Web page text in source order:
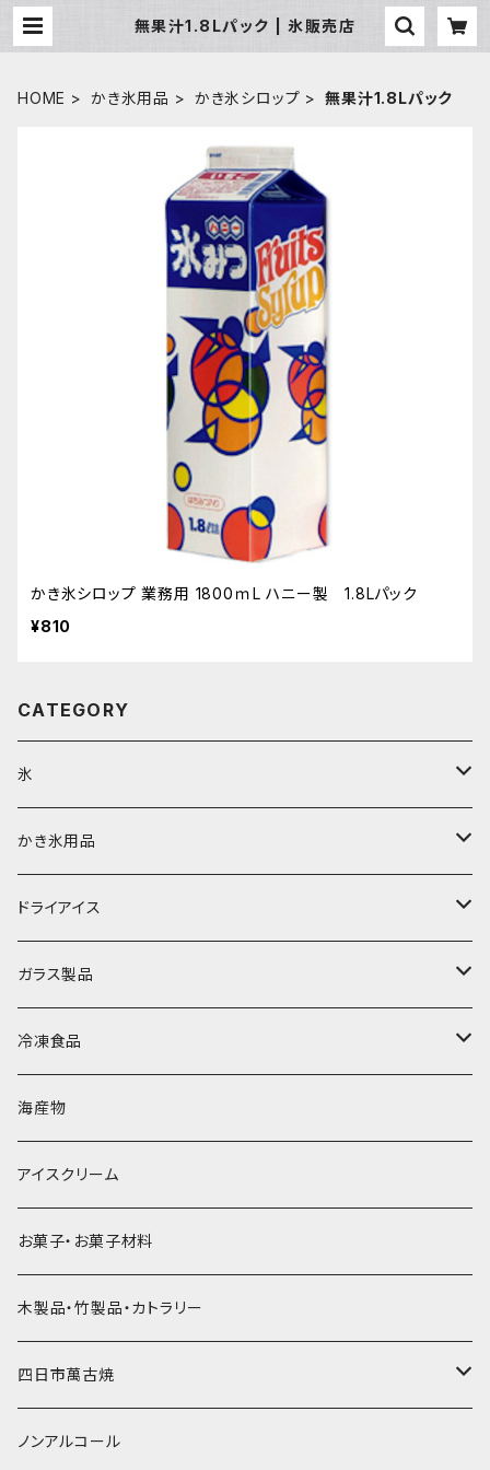
無果汁1.8Lパック | 氷販売店
HOME かき氷用品 かき氷シロップ 無果汁1.8Lパック
かき氷シロップ 業務用 1800ｍL ハニー製 1.8Lパック
¥810
CATEGORY
氷
富士天然水の氷
丸氷
直径70mm
直径65mm
角氷
砕氷
氷河の氷
氷アイテム
かき氷用品
かき氷シロップ
無果汁1.8Lパック
無果汁1Lパック
無添加瓶シロップ
かき氷機・かき氷器
かき氷カップ
発泡スチロール無地-使い捨て
発泡スチロールプリント柄
かき氷スプーン・スプーンストロー
プラスチック・スプーン
プラスチック・スプーンストロー
コンデンスミルク・練乳・あんこ
かき氷セット
その他かき氷用品
ドライアイス
ドライアイス3ｋｇ
ドライアイス4ｋｇ
ドライアイス5ｋｇ
ドライアイス8ｋｇ
ドライアイス10ｋｇ
ドライアイス15ｋｇ
ドライアイス20ｋｇ
ドライアイス25ｋｇ
ガラス製品
オンザロック・グラス
ビール・グラス
タンブラー
かき氷器
冷凍食品
肉まん・あんまん
パスタ・スパゲッティ
惣菜
海産物
アイスクリーム
お菓子・お菓子材料
木製品・竹製品・カトラリー
四日市萬古焼
土鍋・土釜
ノンアルコール